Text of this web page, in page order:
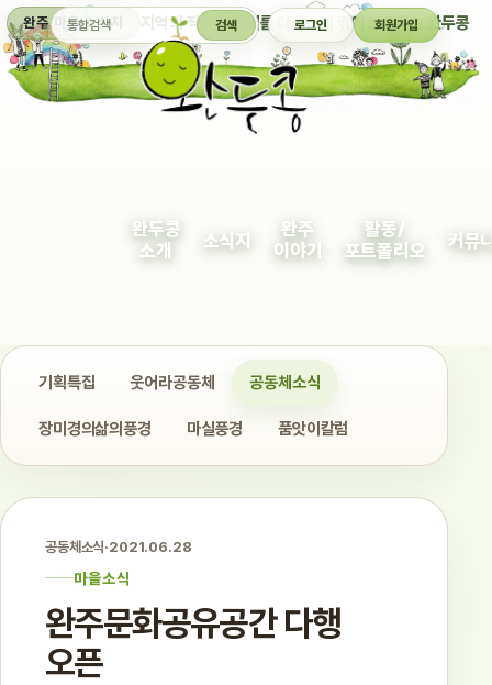
완주 마을 소식지 지역의 작은 이야기를 다정하게 엮어 보여주는 완두콩
통합검색 검색 로그인 회원가입
완두콩
소개
소식지
완주
이야기
활동/
포트폴리오
커뮤
기획특집 웃어라공동체 공동체소식
장미경의삶의풍경 마실풍경 품앗이칼럼
공동체소식·2021.06.28
마을소식
완주문화공유공간 다행
오픈